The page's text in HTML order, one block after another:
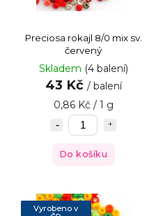
Preciosa rokajl 8/0 mix sv.
červený
Skladem (4 balení)
43 Kč / balení
0,86 Kč / 1 g
Do košíku
Vyrobeno v